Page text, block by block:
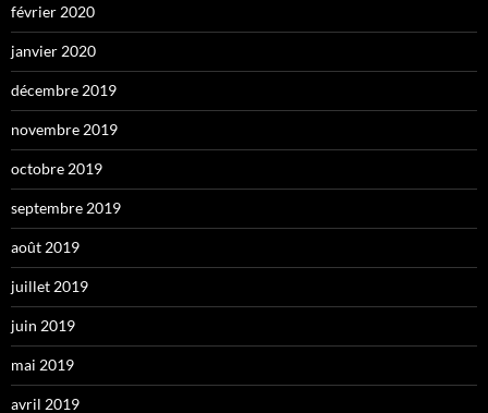
février 2020
janvier 2020
décembre 2019
novembre 2019
octobre 2019
septembre 2019
août 2019
juillet 2019
juin 2019
mai 2019
avril 2019